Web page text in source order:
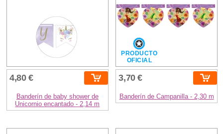
4,80 €
Banderín de baby shower de
Unicornio encantado - 2,14 m
PRODUCTO
OFICIAL
3,70 €
Banderín de Campanilla - 2,30 m